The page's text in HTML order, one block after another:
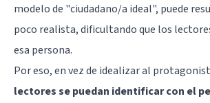
modelo de "ciudadano/a ideal", puede
poco realista, dificultando que los
esa persona.
Por eso, en vez de idealizar al
lectores se puedan identificar con el